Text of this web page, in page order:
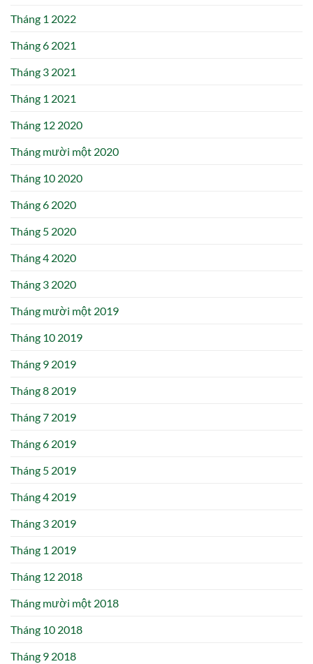
Tháng 1 2022
Tháng 6 2021
Tháng 3 2021
Tháng 1 2021
Tháng 12 2020
Tháng mười một 2020
Tháng 10 2020
Tháng 6 2020
Tháng 5 2020
Tháng 4 2020
Tháng 3 2020
Tháng mười một 2019
Tháng 10 2019
Tháng 9 2019
Tháng 8 2019
Tháng 7 2019
Tháng 6 2019
Tháng 5 2019
Tháng 4 2019
Tháng 3 2019
Tháng 1 2019
Tháng 12 2018
Tháng mười một 2018
Tháng 10 2018
Tháng 9 2018